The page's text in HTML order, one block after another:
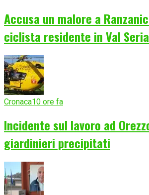
Accusa un malore a
ciclista residente in Val
Cronaca10 ore fa
Incidente sul lavoro ad
giardinieri precipitati